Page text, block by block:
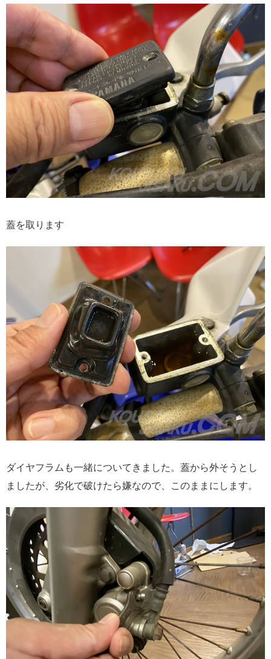
蓋を取ります
ダイヤフラムも一緒についてきました。蓋から外そうとし
ましたが、劣化で破けたら嫌なので、このままにします。